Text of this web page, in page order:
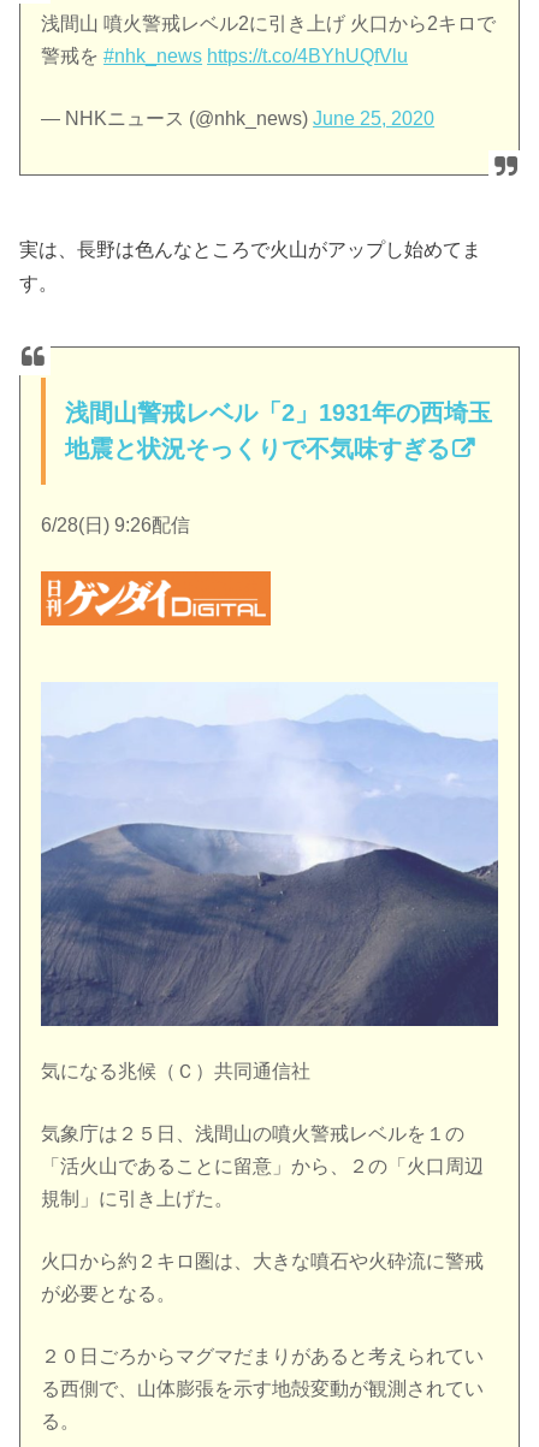
浅間山 噴火警戒レベル2に引き上げ 火口から2キロで
警戒を#nhk_news https://t.co/4BYhUQfVlu
— NHKニュース (@nhk_news)June 25, 2020
実は、長野は色んなところで火山がアップし始めてま
す。
浅間山警戒レベル「2」1931年の西埼玉
地震と状況そっくりで不気味すぎる
6/28(日) 9:26配信
気になる兆候（Ｃ）共同通信社
気象庁は２５日、浅間山の噴火警戒レベルを１の
「活火山であることに留意」から、２の「火口周辺
規制」に引き上げた。
火口から約２キロ圏は、大きな噴石や火砕流に警戒
が必要となる。
２０日ごろからマグマだまりがあると考えられてい
る西側で、山体膨張を示す地殻変動が観測されてい
る。